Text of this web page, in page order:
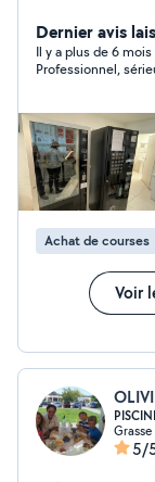
cherche
le week-end. N'hésitez pas à me contacter pour plus de
Dernier avis
Il y a plus de 6 mois
Professionnel,
Achat de courses
Voir
5/